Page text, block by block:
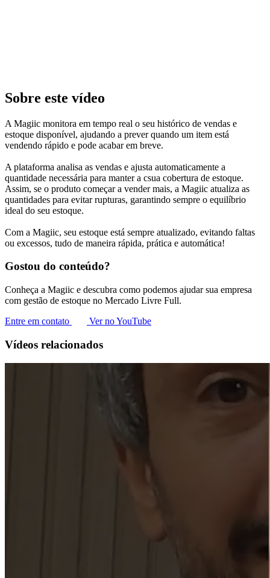
Sobre este vídeo
A Magiic monitora em tempo real o seu histórico de vendas e
estoque disponível, ajudando a prever quando um item está
vendendo rápido e pode acabar em breve.
A plataforma analisa as vendas e ajusta automaticamente a
quantidade necessária para manter a csua cobertura de estoque.
Assim, se o produto começar a vender mais, a Magiic atualiza as
quantidades para evitar rupturas, garantindo sempre o equilíbrio
ideal do seu estoque.
Com a Magiic, seu estoque está sempre atualizado, evitando faltas
ou excessos, tudo de maneira rápida, prática e automática!
Gostou do conteúdo?
Conheça a Magiic e descubra como podemos ajudar sua empresa
com gestão de estoque no Mercado Livre Full.
Entre em contato
Ver no YouTube
Vídeos relacionados